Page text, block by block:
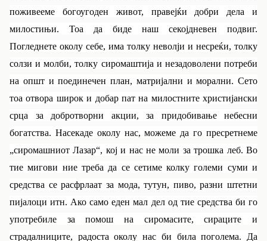
поживееме богоугоден живот, правејќи добри дела и
милостињи. Тоа да биде наш секојдневен подвиг.
Погледнете околу себе, има толку неволји и несреќи, толку
солзи и молби, толку сиромаштија и незадоволени потреби
на општ и поединечен план, матријални и морални. Сето
тоа отвора широк и добар пат на милостните христијански
срца за добротворни акции, за придобивање небесни
богатства. Насекаде околу нас, можеме да го пресретнеме
„сиромашниот Лазар“, кој и нас не моли за трошка леб. Во
тие мигови ние треба да се сетиме колку големи суми и
средства се расфрлаат за мода, тутун, пиво, разни штетни
пијалоци итн. Ако само еден мал дел од тие средства би го
употребиле за помош на сиромасите, сираците и
страдалниците, радоста околу нас би била поголема. Да